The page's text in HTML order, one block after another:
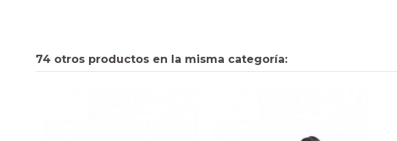
74 otros productos en la misma categoría: